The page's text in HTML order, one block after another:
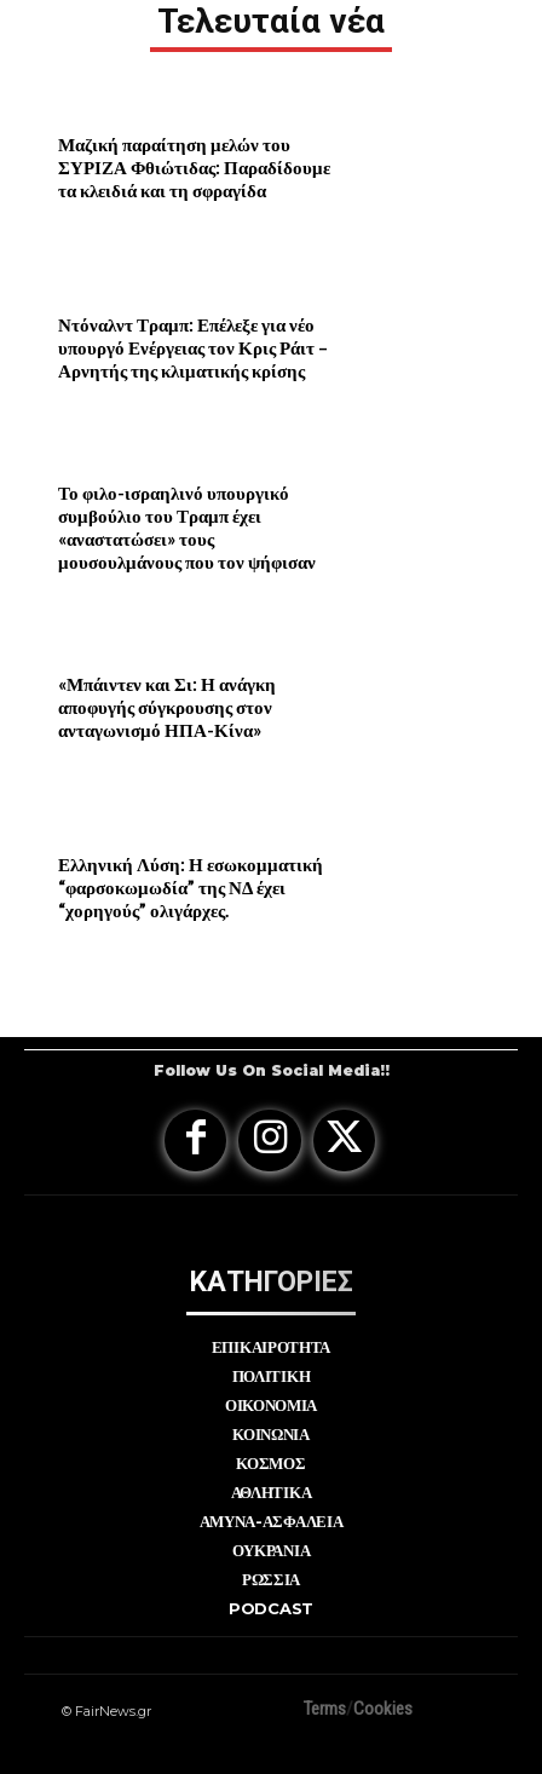
Τελευταία νέα
Μαζική παραίτηση μελών του
ΣΥΡΙΖΑ Φθιώτιδας: Παραδίδουμε
τα κλειδιά και τη σφραγίδα
Ντόναλντ Τραμπ: Επέλεξε για νέο
υπουργό Ενέργειας τον Κρις Ράιτ –
Αρνητής της κλιματικής κρίσης
Το φιλο-ισραηλινό υπουργικό
συμβούλιο του Τραμπ έχει
«αναστατώσει» τους
μουσουλμάνους που τον ψήφισαν
«Μπάιντεν και Σι: Η ανάγκη
αποφυγής σύγκρουσης στον
ανταγωνισμό ΗΠΑ-Κίνα»
Ελληνική Λύση: Η εσωκομματική
“φαρσοκωμωδία” της ΝΔ έχει
“χορηγούς” ολιγάρχες.
Follow Us On Social Media!!
ΚΑΤΗΓΟΡΙΕΣ
ΕΠΙΚΑΙΡΟΤΗΤΑ
ΠΟΛΙΤΙΚΗ
ΟΙΚΟΝΟΜΙΑ
ΚΟΙΝΩΝΙΑ
ΚΟΣΜΟΣ
ΑΘΛΗΤΙΚΑ
ΑΜΥΝΑ-ΑΣΦΑΛΕΙΑ
ΟΥΚΡΑΝΙΑ
ΡΩΣΣΙΑ
PODCAST
© FairNews.gr Terms/Cookies